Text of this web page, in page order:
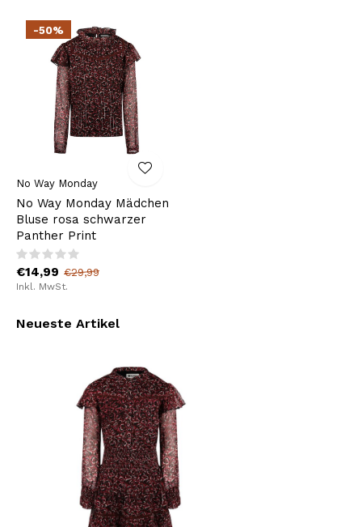
-50%
No Way Monday
No Way Monday Mädchen
Bluse rosa schwarzer
Panther Print
€14,99 €29,99
Inkl. MwSt.
Neueste Artikel